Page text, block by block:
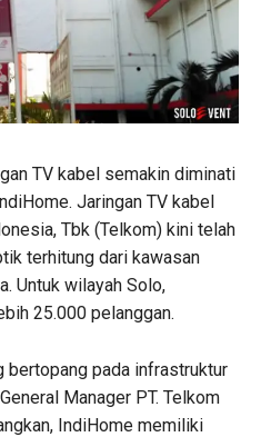
TV kabel semakin diminati
Jaringan TV kabel
Tbk (Telkom) kini telah
terhitung dari kawasan
Untuk wilayah Solo,
25.000 pelanggan.
bertopang pada infrastruktur
Manager PT. Telkom
IndiHome memiliki